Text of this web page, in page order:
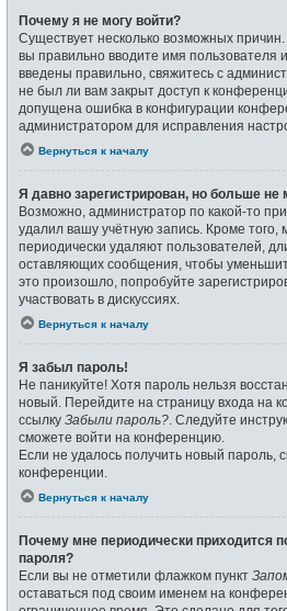
Почему я не могу войти?
Существует несколько возможных
вы правильно вводите имя пользователя
введены правильно, свяжитесь с
не был ли вам закрыт доступ к
допущена ошибка в конфигурации
администратором для исправления
Вернуться к началу
Я давно зарегистрирован, но больше не
Возможно, администратор по какой-то
удалил вашу учётную запись. Кроме того,
периодически удаляют пользователей,
оставляющих сообщения, чтобы
это произошло, попробуйте
участвовать в дискуссиях.
Вернуться к началу
Я забыл пароль!
Не паникуйте! Хотя пароль нельзя
новый. Перейдите на страницу входа на
ссылку Забыли пароль? . Следуйте
сможете войти на конференцию.
Если не удалось получить новый пароль,
конференции.
Вернуться к началу
Почему мне периодически приходится
пароля?
Если вы не отметили флажком пункт
оставаться под своим именем на